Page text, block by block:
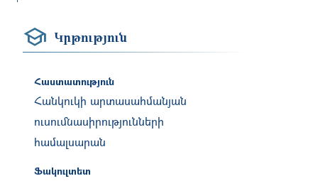
Կրթություն
Հաստատություն
Հանկուկի արտասահմանյան
ուսումնասիրությունների
համալսարան
Ֆակուլտետ